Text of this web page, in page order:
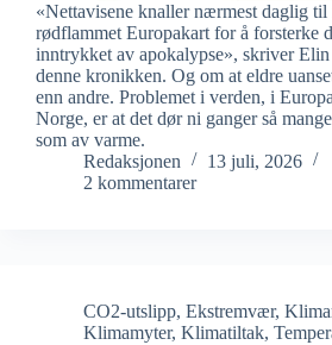
«Nettavisene knaller nærmest daglig til
rødflammet Europakart for å forsterke
inntrykket av apokalypse», skriver
denne kronikken. Og om at eldre
enn andre. Problemet i verden, i
Norge, er at det dør ni ganger så
som av varme.
Redaksjonen
13 juli, 2026
2 kommentarer
CO2-utslipp, Ekstremvær,
Klimamyter, Klimatiltak,